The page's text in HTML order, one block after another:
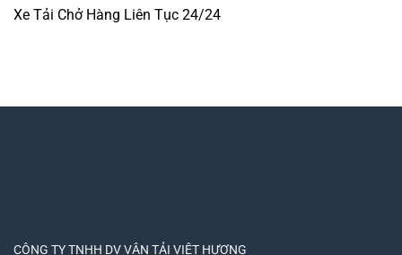
Xe Tải Chở Hàng Liên Tục 24/24
CÔNG TY TNHH DV VẬN TẢI VIỆT HƯƠNG